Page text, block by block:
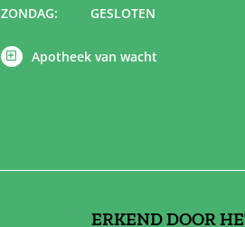
ZONDAG:
GESLOTEN
Apotheek van wacht
ERKEND DOOR